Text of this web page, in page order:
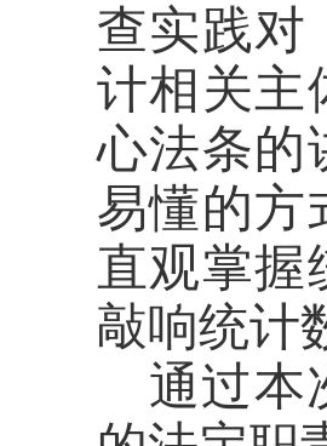
查实践对
计相关主
心法条的
易懂的方
直观掌握
敲响统计
通过本